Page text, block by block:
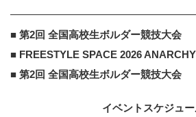
■ 第2回 全国高校生ボルダー競技大会
■ FREESTYLE SPACE 2026
■ 第2回 全国高校生ボルダー競技大会
イベントスケジュ